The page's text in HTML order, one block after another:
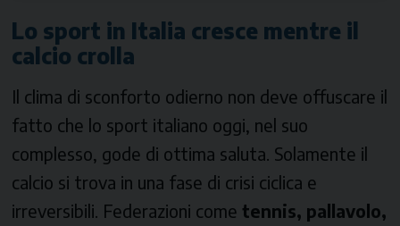
Lo sport in Italia cresce mentre il
calcio crolla
Il clima di sconforto odierno non deve offuscare il
fatto che lo sport italiano oggi, nel suo
complesso, gode di ottima saluta. Solamente il
calcio si trova in una fase di crisi ciclica e
irreversibili. Federazioni come tennis, pallavolo,